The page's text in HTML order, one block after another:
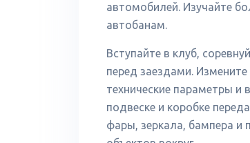
автомобилей. Изучайте
автобанам.
Вступайте в клуб,
перед заездами.
технические параметры и
подвеске и коробке
фары, зеркала, бампера и